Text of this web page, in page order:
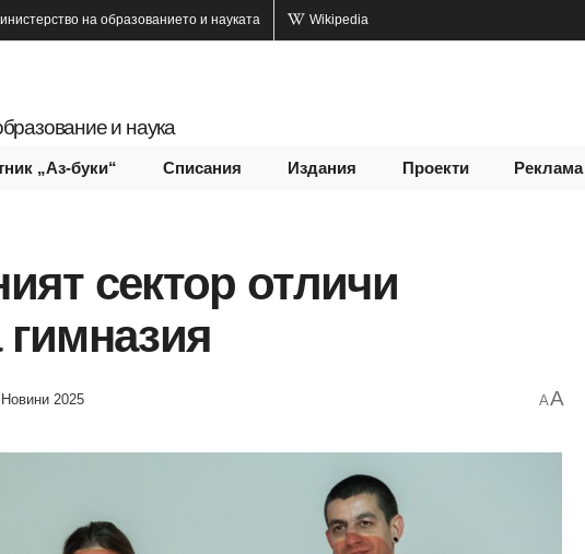
на образованието и науката Wikipedia
и наука
„Аз-буки“ Списания Издания Проекти Реклама
сектор отличи
Новини 2025 AA